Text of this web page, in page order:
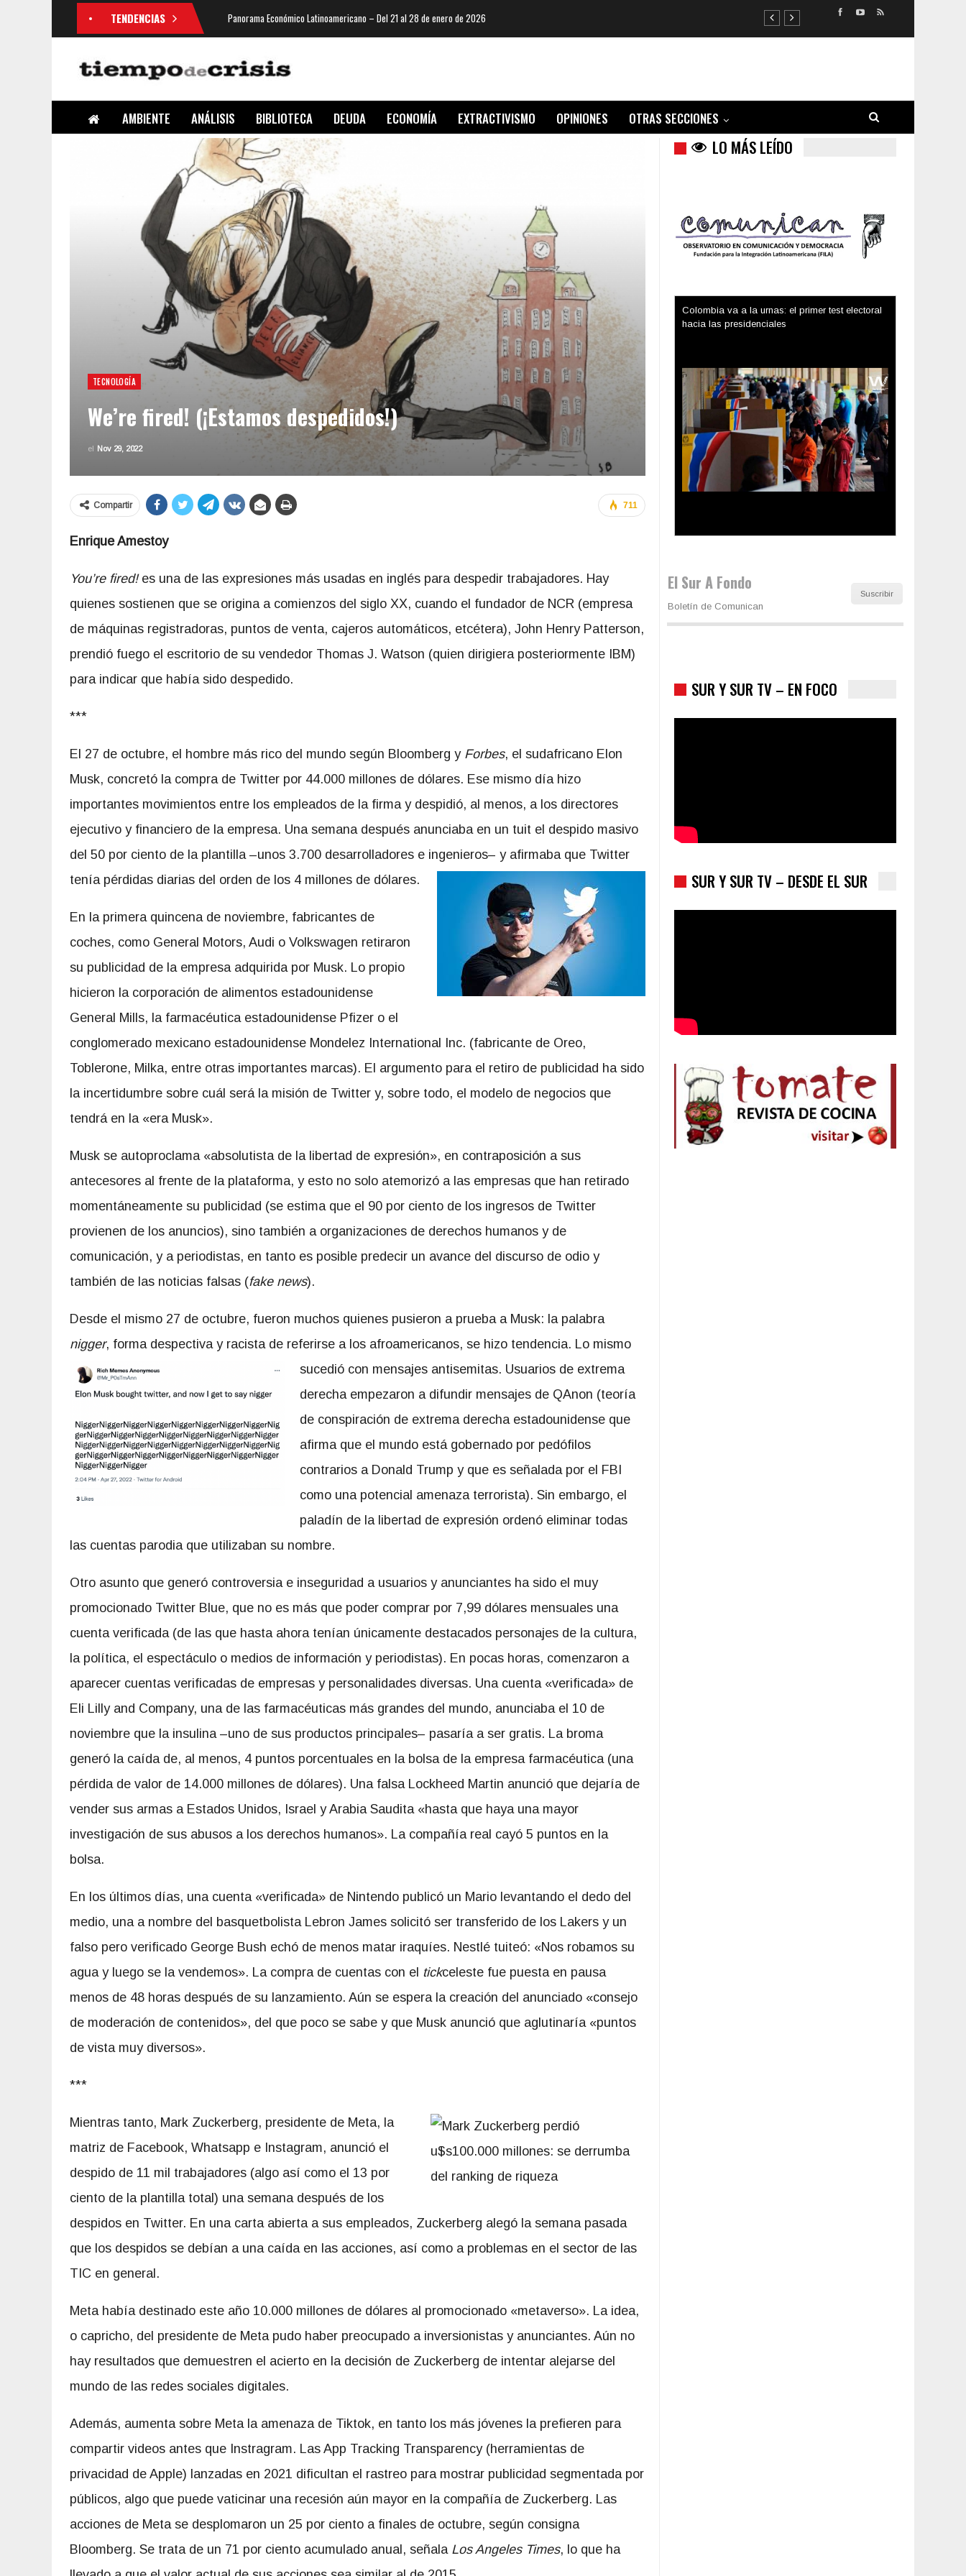
TENDENCIAS Panorama Económico Latinoamericano – Del 21 al 28 de enero de 2026
AMBIENTE ANÁLISIS BIBLIOTECA DEUDA ECONOMÍA EXTRACTIVISMO OPINIONES OTRAS SECCIONES
TECNOLOGÍA
We’re fired! (¡Estamos despedidos!)
el Nov 29, 2022
711
Compartir
Enrique Amestoy
You’re fired!es una de las expresiones más usadas en inglés para despedir trabajadores. Hay
quienes sostienen que se origina a comienzos del siglo XX, cuando el fundador de NCR (empresa
de máquinas registradoras, puntos de venta, cajeros automáticos, etcétera), John Henry Patterson,
prendió fuego el escritorio de su vendedor Thomas J. Watson (quien dirigiera posteriormente IBM)
para indicar que había sido despedido.
***
El 27 de octubre, el hombre más rico del mundo según Bloomberg y Forbes, el sudafricano Elon
Musk, concretó la compra de Twitter por 44.000 millones de dólares. Ese mismo día hizo
importantes movimientos entre los empleados de la firma y despidió, al menos, a los directores
ejecutivo y financiero de la empresa. Una semana después anunciaba en un tuit el despido masivo
del 50 por ciento de la plantilla –unos 3.700 desarrolladores e ingenieros– y afirmaba que Twitter
tenía pérdidas diarias del orden de los 4 millones de dólares.
En la primera quincena de noviembre, fabricantes de
coches, como General Motors, Audi o Volkswagen retiraron
su publicidad de la empresa adquirida por Musk. Lo propio
hicieron la corporación de alimentos estadounidense
General Mills, la farmacéutica estadounidense Pfizer o el
conglomerado mexicano estadounidense Mondelez International Inc. (fabricante de Oreo,
Toblerone, Milka, entre otras importantes marcas). El argumento para el retiro de publicidad ha sido
la incertidumbre sobre cuál será la misión de Twitter y, sobre todo, el modelo de negocios que
tendrá en la «era Musk».
Musk se autoproclama «absolutista de la libertad de expresión», en contraposición a sus
antecesores al frente de la plataforma, y esto no solo atemorizó a las empresas que han retirado
momentáneamente su publicidad (se estima que el 90 por ciento de los ingresos de Twitter
provienen de los anuncios), sino también a organizaciones de derechos humanos y de
comunicación, y a periodistas, en tanto es posible predecir un avance del discurso de odio y
también de las noticias falsas (fake news).
Desde el mismo 27 de octubre, fueron muchos quienes pusieron a prueba a Musk: la palabra
nigger, forma despectiva y racista de referirse a los afroamericanos, se hizo tendencia. Lo mismo
sucedió con mensajes antisemitas. Usuarios de extrema
derecha empezaron a difundir mensajes de QAnon (teoría
de conspiración de extrema derecha estadounidense que
afirma que el mundo está gobernado por pedófilos
contrarios a Donald Trump y que es señalada por el FBI
como una potencial amenaza terrorista). Sin embargo, el
paladín de la libertad de expresión ordenó eliminar todas
las cuentas parodia que utilizaban su nombre.
Otro asunto que generó controversia e inseguridad a usuarios y anunciantes ha sido el muy
promocionado Twitter Blue, que no es más que poder comprar por 7,99 dólares mensuales una
cuenta verificada (de las que hasta ahora tenían únicamente destacados personajes de la cultura,
la política, el espectáculo o medios de información y periodistas). En pocas horas, comenzaron a
aparecer cuentas verificadas de empresas y personalidades diversas. Una cuenta «verificada» de
Eli Lilly and Company, una de las farmacéuticas más grandes del mundo, anunciaba el 10 de
noviembre que la insulina –uno de sus productos principales– pasaría a ser gratis. La broma
generó la caída de, al menos, 4 puntos porcentuales en la bolsa de la empresa farmacéutica (una
pérdida de valor de 14.000 millones de dólares). Una falsa Lockheed Martin anunció que dejaría de
vender sus armas a Estados Unidos, Israel y Arabia Saudita «hasta que haya una mayor
investigación de sus abusos a los derechos humanos». La compañía real cayó 5 puntos en la
bolsa.
En los últimos días, una cuenta «verificada» de Nintendo publicó un Mario levantando el dedo del
medio, una a nombre del basquetbolista Lebron James solicitó ser transferido de los Lakers y un
falso pero verificado George Bush echó de menos matar iraquíes. Nestlé tuiteó: «Nos robamos su
agua y luego se la vendemos». La compra de cuentas con el tickceleste fue puesta en pausa
menos de 48 horas después de su lanzamiento. Aún se espera la creación del anunciado «consejo
de moderación de contenidos», del que poco se sabe y que Musk anunció que aglutinaría «puntos
de vista muy diversos».
***
Mientras tanto, Mark Zuckerberg, presidente de Meta, la
matriz de Facebook, Whatsapp e Instagram, anunció el
despido de 11 mil trabajadores (algo así como el 13 por
ciento de la plantilla total) una semana después de los
despidos en Twitter. En una carta abierta a sus empleados, Zuckerberg alegó la semana pasada
que los despidos se debían a una caída en las acciones, así como a problemas en el sector de las
TIC en general.
Meta había destinado este año 10.000 millones de dólares al promocionado «metaverso». La idea,
o capricho, del presidente de Meta pudo haber preocupado a inversionistas y anunciantes. Aún no
hay resultados que demuestren el acierto en la decisión de Zuckerberg de intentar alejarse del
mundo de las redes sociales digitales.
Además, aumenta sobre Meta la amenaza de Tiktok, en tanto los más jóvenes la prefieren para
compartir videos antes que Instragram. Las App Tracking Transparency (herramientas de
privacidad de Apple) lanzadas en 2021 dificultan el rastreo para mostrar publicidad segmentada por
públicos, algo que puede vaticinar una recesión aún mayor en la compañía de Zuckerberg. Las
acciones de Meta se desplomaron un 25 por ciento a finales de octubre, según consigna
Bloomberg. Se trata de un 71 por ciento acumulado anual, señala Los Angeles Times, lo que ha
LO MÁS LEÍDO
Trump y las drogas: la viga en los propios ojos
Los latinos le van dando la espalda a Trump
El Sur A Fondo
SUR Y SUR TV – EN FOCO
SUR Y SUR TV – DESDE EL SUR